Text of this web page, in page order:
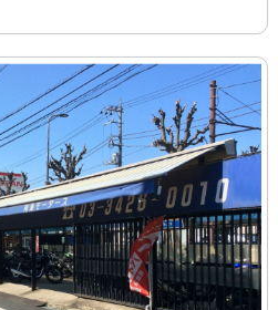
、資格手当
注文を受けカスタマイズをし
注文を受け整備をしたら 1万
インセンティブを支給！
収
社1年半：464万円=月給25万
ンティブ144万円+賞与20万円
社3年目：572万円=月給30万